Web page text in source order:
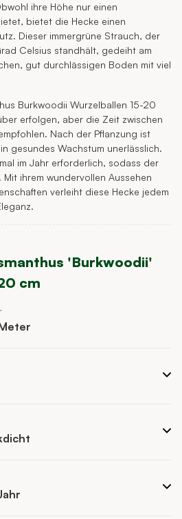
ihre Höhe nur einen
bietet die Hecke einen
Dieser immergrüne Strauch, der
Celsius standhält, gedeiht am
gut durchlässigen Boden mit viel
Burkwoodii Wurzelballen 15-20
erfolgen, aber die Zeit zwischen
Nach der Pflanzung ist
gesundes Wachstum unerlässlich.
im Jahr erforderlich, sodass der
Mit ihrem wundervollen Aussehen
verleiht diese Hecke jedem
'Burkwoodii'
cm